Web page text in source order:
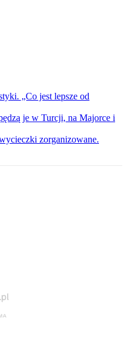
„Co jest lepsze od
je w Turcji, na Majorce i
zorganizowane.